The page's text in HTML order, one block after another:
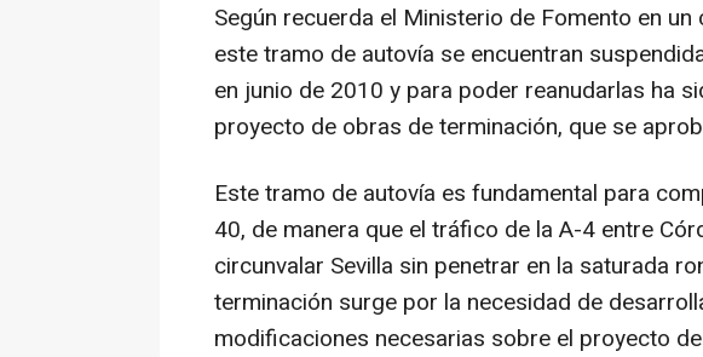
Según recuerda el Ministerio de Fomento en
este tramo de autovía se encuentran
en junio de 2010 y para poder reanudarlas ha
proyecto de obras de terminación, que se
Este tramo de autovía es fundamental para
40, de manera que el tráfico de la A-4 entre
circunvalar Sevilla sin penetrar en la saturada
terminación surge por la necesidad de
modificaciones necesarias sobre el proyecto